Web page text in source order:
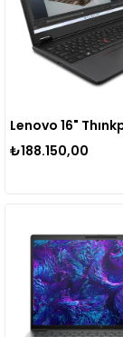
₺188.150,00